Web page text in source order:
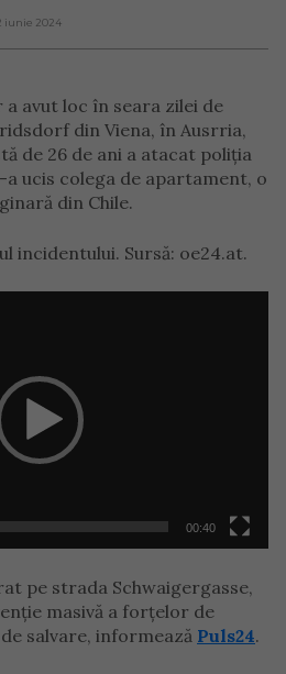
iunie 2024
avut loc în seara zilei de
din Viena, în Ausrria,
de 26 de ani a atacat poliția
a ucis colega de apartament, o
din Chile.
incidentului. Sursă: oe24.at.
00:40
pe strada Schwaigergasse,
masivă a forțelor de
salvare, informează Puls24.